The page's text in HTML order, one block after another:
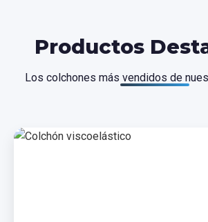
Productos
Los colchones más vendidos de